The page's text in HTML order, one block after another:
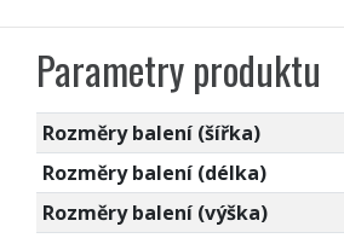
Parametry produktu
Rozměry balení (šířka)
Rozměry balení (délka)
Rozměry balení (výška)